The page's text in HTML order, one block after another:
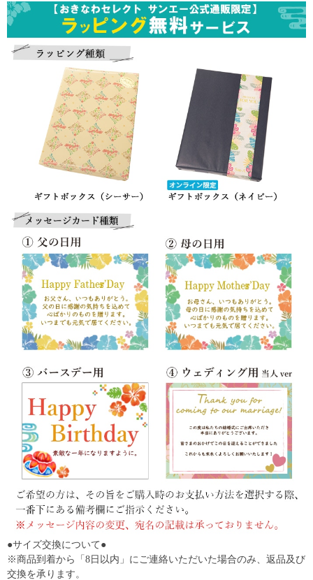
●サイズ交換について●
※商品到着から「8日以内」にご連絡いただいた場合のみ、返品及び
交換を承ります。